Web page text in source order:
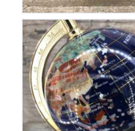
Globe Terrestre
325€